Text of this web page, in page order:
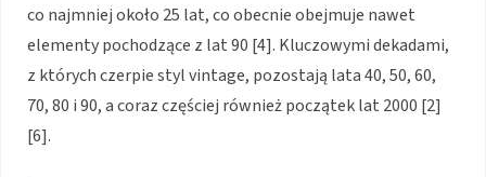
co najmniej około 25 lat, co obecnie obejmuje nawet
elementy pochodzące z lat 90 [4]. Kluczowymi dekadami,
z których czerpie styl vintage, pozostają lata 40, 50, 60,
70, 80 i 90, a coraz częściej również początek lat 2000 [2]
[6].